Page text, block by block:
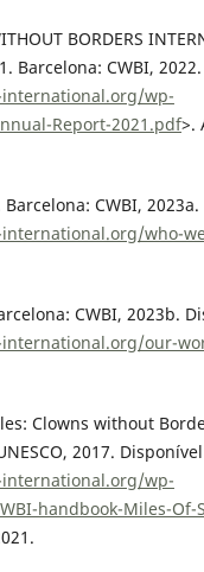
BORDERS
Barcelona: CWBI,
wp-
Report-2021.pdf>.
Barcelona: CWBI,
who-
CWBI, 2023b.
our-
Clowns without
2017.
wp-
handbook-Miles-Of-